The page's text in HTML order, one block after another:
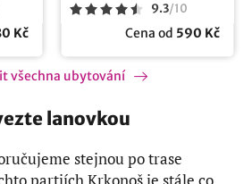
Kč
9.3/10
Cena od 590 Kč
všechna ubytování
lanovkou
stejnou po trase